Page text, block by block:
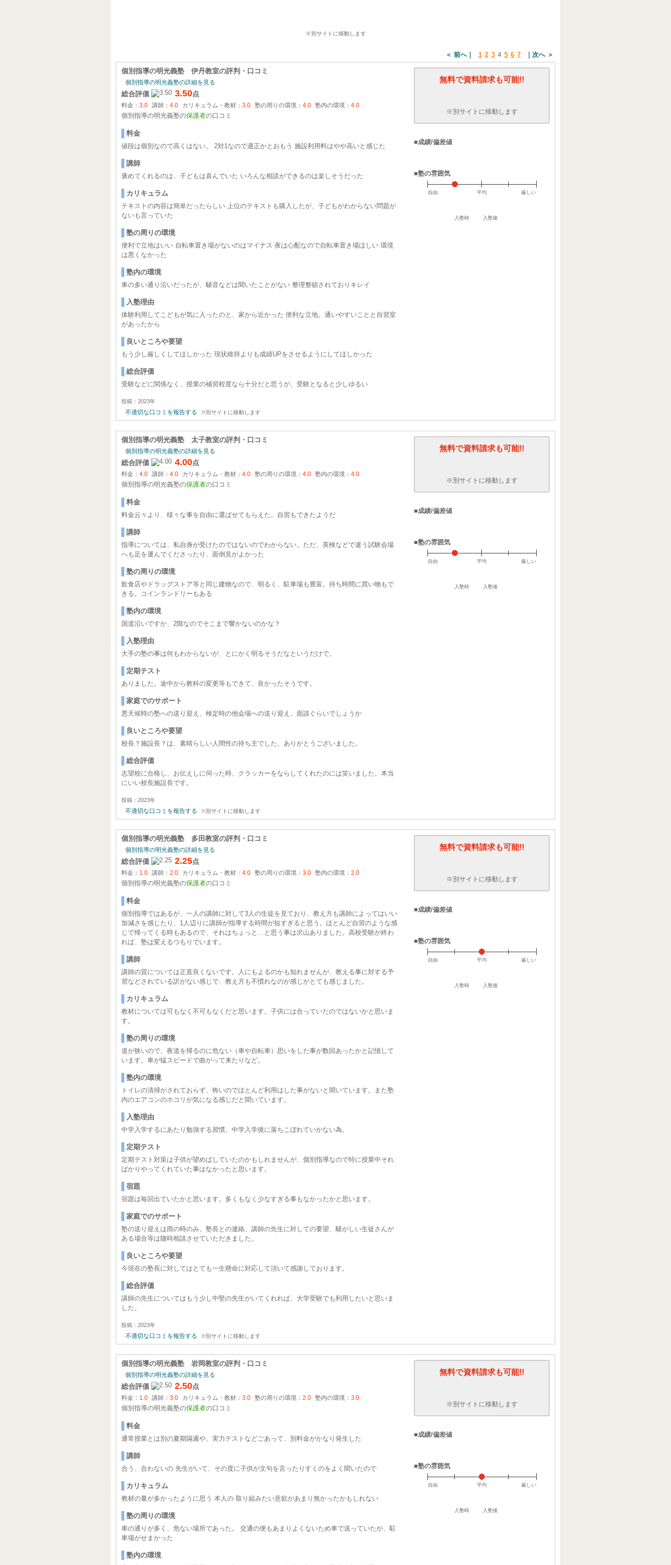
※別サイトに移動します
＜ 前へ 1 2 3 4 5 6 7 次へ ＞
個別指導の明光義塾 伊丹教室の評判・口コミ
個別指導の明光義塾の詳細を見る
総合評価 3.50点
料金： 3.0 講師： 4.0 カリキュラム・教材： 3.0 塾の周りの環境： 4.0 塾内の環境： 4.0
個別指導の明光義塾の保護者の口コミ
料金
値段は個別なので高くはない。 2対1なので適正かとおもう 施設利用料はやや高いと感じた
講師
褒めてくれるのは、子どもは喜んでいた いろんな相談ができるのは楽しそうだった
カリキュラム
テキストの内容は簡単だったらしい 上位のテキストも購入したが、子どもがわからない問題が
ないも言っていた
塾の周りの環境
便利で立地はいい 自転車置き場がないのはマイナス 夜は心配なので自転車置き場ほしい 環境
は悪くなかった
塾内の環境
車の多い通り沿いだったが、騒音などは聞いたことがない 整理整頓されておりキレイ
入塾理由
体験利用してこどもが気に入ったのと、家から近かった 便利な立地。通いやすいことと自習室
があったから
良いところや要望
もう少し厳しくしてほしかった 現状維持よりも成績UPをさせるようにしてほしかった
総合評価
受験などに関係なく、授業の補習程度なら十分だと思うが、受験となると少しゆるい
投稿：2023年
不適切な口コミを報告する ※別サイトに移動します
無料で資料請求も可能!!
※別サイトに移動します
■成績/偏差値
入塾時 入塾後
■塾の雰囲気
自由 平均 厳しい
個別指導の明光義塾 太子教室の評判・口コミ
個別指導の明光義塾の詳細を見る
総合評価 4.00点
料金： 4.0 講師： 4.0 カリキュラム・教材： 4.0 塾の周りの環境： 4.0 塾内の環境： 4.0
個別指導の明光義塾の保護者の口コミ
料金
料金云々より、様々な事を自由に選ばせてもらえた。自習もできたようだ
講師
指導については、私自身が受けたのではないのでわからない。ただ、英検などで違う試験会場
へも足を運んでくださったり、面倒見がよかった
塾の周りの環境
飲食店やドラッグストア等と同じ建物なので、明るく、駐車場も豊富。待ち時間に買い物もで
きる。コインランドリーもある
塾内の環境
国道沿いですか、2階なのでそこまで響かないのかな？
入塾理由
大手の塾の事は何もわからないが、とにかく明るそうだなというだけで。
定期テスト
ありました。途中から教科の変更等もできて、良かったそうです。
家庭でのサポート
悪天候時の塾への送り迎え、検定時の他会場への送り迎え、面談ぐらいでしょうか
良いところや要望
校長？施設長？は、素晴らしい人間性の持ち主でした。ありがとうございました。
総合評価
志望校に合格し、お伝えしに伺った時、クラッカーをならしてくれたのには笑いました。本当
にいい校長施設長です。
投稿：2023年
不適切な口コミを報告する ※別サイトに移動します
無料で資料請求も可能!!
※別サイトに移動します
■成績/偏差値
入塾時 入塾後
■塾の雰囲気
自由 平均 厳しい
個別指導の明光義塾 多田教室の評判・口コミ
個別指導の明光義塾の詳細を見る
総合評価 2.25点
料金： 1.0 講師： 2.0 カリキュラム・教材： 4.0 塾の周りの環境： 3.0 塾内の環境： 2.0
個別指導の明光義塾の保護者の口コミ
料金
個別指導ではあるが、一人の講師に対して3人の生徒を見ており、教え方も講師によってはいい
加減さを感じたり、1人辺りに講師が指導する時間が短すぎると思う。ほとんど自習のような感
じで帰ってくる時もあるので、それはちょっと…と思う事は沢山ありました。高校受験が終わ
れば、塾は変えるつもりでいます。
講師
講師の質については正直良くないです。人にもよるのかも知れませんが、教える事に対する予
習などされている訳がない感じで、教え方も不慣れなのが感じがとても感じました。
カリキュラム
教材については可もなく不可もなくだと思います。子供には合っていたのではないかと思いま
す。
塾の周りの環境
道が狭いので、夜道を帰るのに危ない（車や自転車）思いをした事が数回あったかと記憶して
います。車が猛スピードで曲がって来たりなど。
塾内の環境
トイレの清掃がされておらず、怖いのでほとんど利用はした事がないと聞いています。また塾
内のエアコンのホコリが気になる感じだと聞いています。
入塾理由
中学入学するにあたり勉強する習慣、中学入学後に落ちこぼれていかない為。
定期テスト
定期テスト対策は子供が望めばしていたのかもしれませんが、個別指導なので特に授業中それ
ばかりやってくれていた事はなかったと思います。
宿題
宿題は毎回出ていたかと思います。多くもなく少なすぎる事もなかったかと思います。
家庭でのサポート
塾の送り迎えは雨の時のみ。塾長との連絡、講師の先生に対しての要望、騒がしい生徒さんが
ある場合等は随時相談させていただきました。
良いところや要望
今現在の塾長に対してはとても一生懸命に対応して頂いて感謝しております。
総合評価
講師の先生についてはもう少し中堅の先生がいてくれれば、大学受験でも利用したいと思いま
した。
投稿：2023年
不適切な口コミを報告する ※別サイトに移動します
無料で資料請求も可能!!
※別サイトに移動します
■成績/偏差値
入塾時 入塾後
■塾の雰囲気
自由 平均 厳しい
個別指導の明光義塾 岩岡教室の評判・口コミ
個別指導の明光義塾の詳細を見る
総合評価 2.50点
料金： 1.0 講師： 3.0 カリキュラム・教材： 3.0 塾の周りの環境： 2.0 塾内の環境： 3.0
個別指導の明光義塾の保護者の口コミ
料金
通常授業とは別の夏期隔週や、実力テストなどごあって、別料金がかなり発生した
講師
合う、合わないの 先生がいて、その度に子供が文句を言ったりすくのをよく聞いたので
カリキュラム
教材の量が多かったように思う 本人の 取り組みたい意欲があまり無かったかもしれない
塾の周りの環境
車の通りが多く、危ない場所であった。 交通の便もあまりよくないため車で送っていたが、駐
車場がせまかった
塾内の環境
無料で資料請求も可能!!
※別サイトに移動します
■成績/偏差値
入塾時 入塾後
■塾の雰囲気
自由 平均 厳しい